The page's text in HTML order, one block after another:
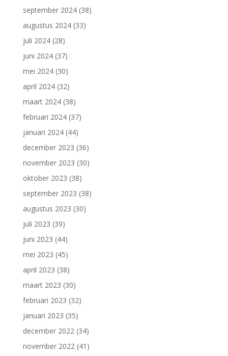
september 2024(38)
augustus 2024(33)
juli 2024(28)
juni 2024(37)
mei 2024(30)
april 2024(32)
maart 2024(38)
februari 2024(37)
januari 2024(44)
december 2023 (36)
november 2023 (30)
oktober 2023 (38)
september 2023 (38)
augustus 2023 (30)
juli 2023 (39)
juni 2023 (44)
mei 2023 (45)
april 2023 (38)
maart 2023 (30)
februari 2023 (32)
januari 2023 (35)
december 2022(34)
november 2022(41)